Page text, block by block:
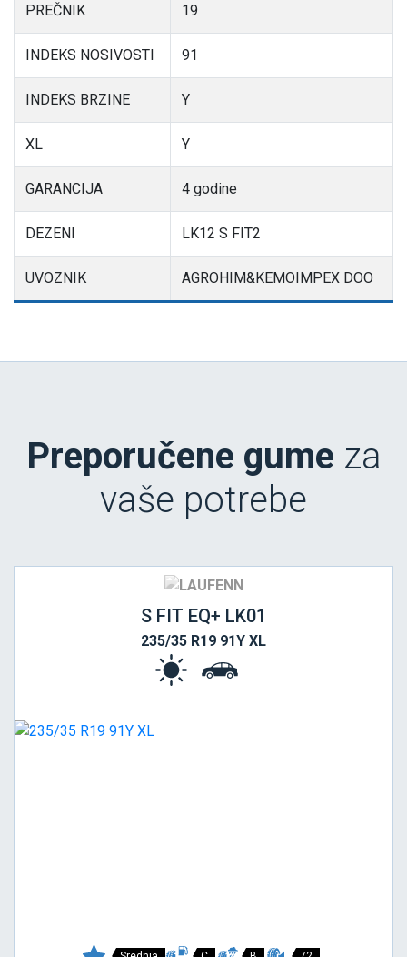
PREČNIK 19
INDEKS NOSIVOSTI 91
INDEKS BRZINE Y
XL Y
GARANCIJA 4 godine
DEZENI LK12 S FIT2
UVOZNIK AGROHIM&KEMOIMPEX DOO
Preporučene gume za
vaše potrebe
S FIT EQ+ LK01
235/35 R19 91Y XL